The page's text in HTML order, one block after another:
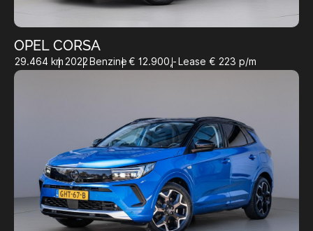
OPEL CORSA
29.464 km2022 Benzine€ 12.900,- Lease € 223 p/m